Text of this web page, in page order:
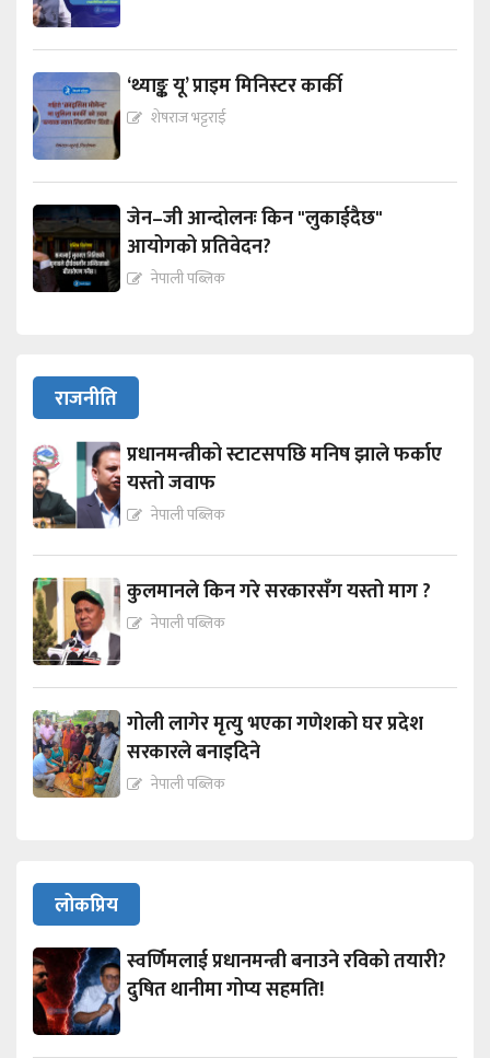
‘थ्याङ्क यू’ प्राइम मिनिस्टर कार्की
शेषराज भट्टराई
जेन–जी आन्दोलनः किन "लुकाईदैछ"
आयोगको प्रतिवेदन?
नेपाली पब्लिक
राजनीति
प्रधानमन्त्रीको स्टाटसपछि मनिष झाले फर्काए
यस्तो जवाफ
नेपाली पब्लिक
कुलमानले किन गरे सरकारसँग यस्तो माग ?
नेपाली पब्लिक
गोली लागेर मृत्यु भएका गणेशको घर प्रदेश
सरकारले बनाइदिने
नेपाली पब्लिक
लोकप्रिय
स्वर्णिमलाई प्रधानमन्त्री बनाउने रविको तयारी?
दुषित थानीमा गोप्य सहमति!